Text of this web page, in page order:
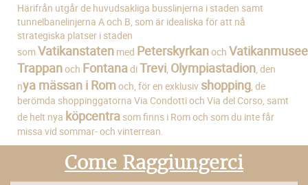
Härifrån utgår de huvudsakliga busslinjerna i staden samt
tunnelbanelinjerna A och B, som är idealiska för att nå
strategiska platser i staden
somVatikanstaten med Peterskyrkanoch
Trappanoch FontanadiTrevi Olympiastadion , den
nya mässan i Romoch, för en exklusiv shopping , de
berömda shoppinggatorna Via Condotti och Via del Corso, samt
de helt nya köpcentra som finns i Rom och som du inte får
missa vid sommar- och vinterrean.
Come Raggiungerci